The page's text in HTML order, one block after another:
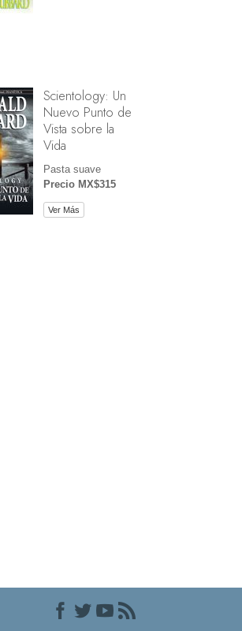
Scientology: Un
Nuevo Punto de
Vista sobre la
Vida
Pasta suave
Precio MX$315
Ver Más